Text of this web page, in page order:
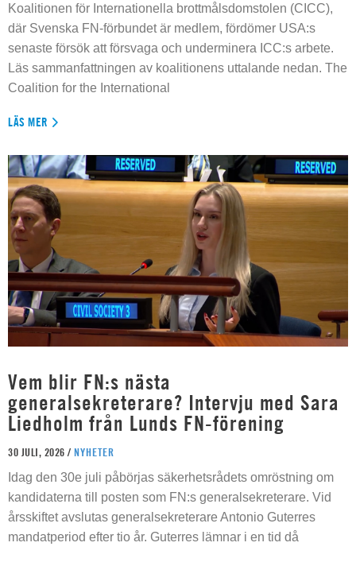
Koalitionen för Internationella brottmålsdomstolen (CICC),
där Svenska FN-förbundet är medlem, fördömer USA:s
senaste försök att försvaga och underminera ICC:s arbete.
Läs sammanfattningen av koalitionens uttalande nedan. The
Coalition for the International
LÄS MER
Vem blir FN:s nästa
generalsekreterare? Intervju med Sara
Liedholm från Lunds FN-förening
30 JULI, 2026 / NYHETER
Idag den 30e juli påbörjas säkerhetsrådets omröstning om
kandidaterna till posten som FN:s generalsekreterare. Vid
årsskiftet avslutas generalsekreterare Antonio Guterres
mandatperiod efter tio år. Guterres lämnar i en tid då